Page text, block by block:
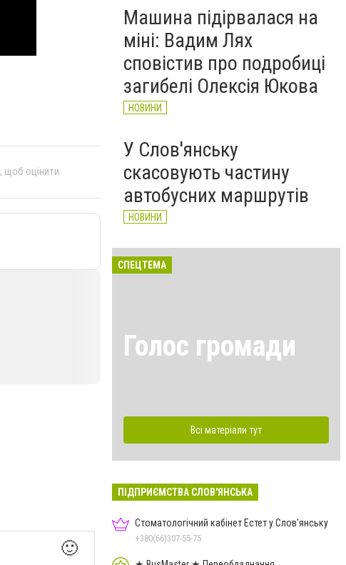
, щоб оцінити
🙂
Машина підірвалася на
міні: Вадим Лях
сповістив про подробиці
загибелі Олексія Юкова
НОВИНИ
У Слов'янську
скасовують частину
автобусних маршрутів
НОВИНИ
СПЕЦТЕМА
Голос громади
Всі матеріали тут
ПІДПРИЄМСТВА СЛОВ'ЯНСЬКА
Стоматологічний кабінет Естет у Слов'янську
+380(66)307-55-75